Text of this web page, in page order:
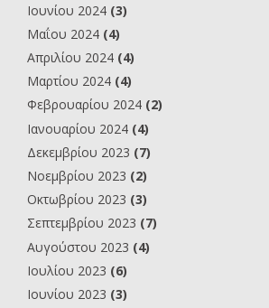
Ιουνίου 2024 (3)
Μαΐου 2024 (4)
Απριλίου 2024 (4)
Μαρτίου 2024 (4)
Φεβρουαρίου 2024 (2)
Ιανουαρίου 2024 (4)
Δεκεμβρίου 2023 (7)
Νοεμβρίου 2023 (2)
Οκτωβρίου 2023 (3)
Σεπτεμβρίου 2023 (7)
Αυγούστου 2023 (4)
Ιουλίου 2023 (6)
Ιουνίου 2023 (3)